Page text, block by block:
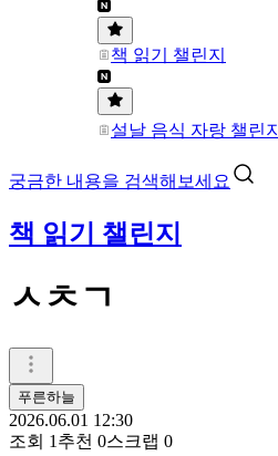
책 읽기 챌린지
설날 음식 자랑 챌린지
궁금한 내용을 검색해보세요
책 읽기 챌린지
ㅅㅊㄱ
푸른하늘
2026.06.01 12:30
조회 1 추천 0스크랩 0